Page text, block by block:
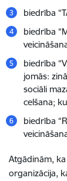
biedrība
biedrība
biedrība
jomās:
sociāli
celšana;
biedrība
Atgādinām,
organizācija,